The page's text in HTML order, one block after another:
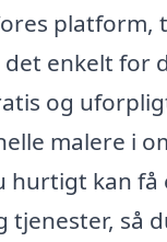
platform,
enkelt for
og
malere i
hurtigt kan få
tjenester, så